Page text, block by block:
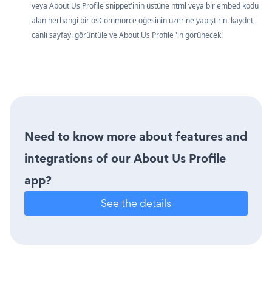
veya About Us Profile snippet'inin üstüne html veya bir embed kodu
alan herhangi bir osCommorce öğesinin üzerine yapıştırın. kaydet,
canlı sayfayı görüntüle ve About Us Profile 'in görünecek!
Need to know more about features and
integrations of our About Us Profile
app?
See the details